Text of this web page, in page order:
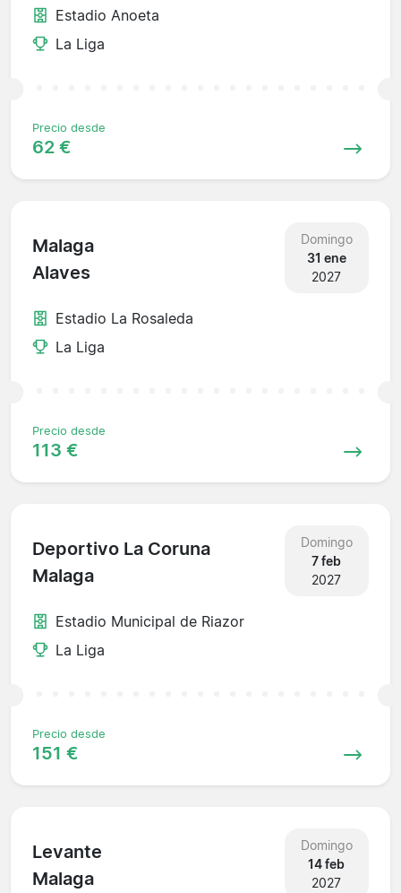
Estadio Anoeta
La Liga
Precio desde
62 €
Malaga
Alaves
Domingo
31 ene
2027
Estadio La Rosaleda
La Liga
Precio desde
113 €
Deportivo La Coruna
Malaga
Domingo
7 feb
2027
Estadio Municipal de Riazor
La Liga
Precio desde
151 €
Levante
Malaga
Domingo
14 feb
2027